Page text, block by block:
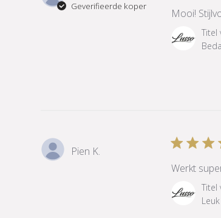
Geverifieerde koper
Mooi!
Reactie
van
reactie
over
Oct
Titel
Pien K.
Werkt
Reactie
van
Titel